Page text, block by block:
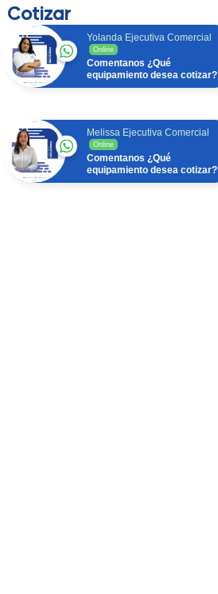
Cotizar
Yolanda Ejecutiva Comercial
Online
Comentanos ¿Qué
equipamiento desea cotizar?
Melissa Ejecutiva Comercial
Online
Comentanos ¿Qué
equipamiento desea cotizar?